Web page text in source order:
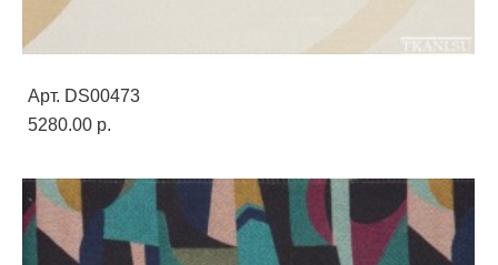
Арт. DS00473
5280.00 p.